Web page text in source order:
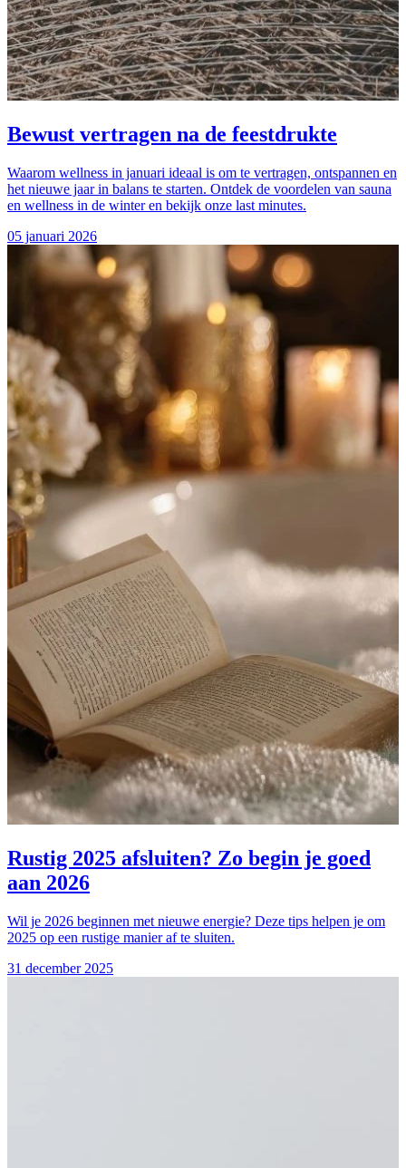
Bewust vertragen na de feestdrukte
Waarom wellness in januari ideaal is om te vertragen, ontspannen en
het nieuwe jaar in balans te starten. Ontdek de voordelen van sauna
en wellness in de winter en bekijk onze last minutes.
05 januari 2026
Rustig 2025 afsluiten? Zo begin je goed
aan 2026
Wil je 2026 beginnen met nieuwe energie? Deze tips helpen je om
2025 op een rustige manier af te sluiten.
31 december 2025